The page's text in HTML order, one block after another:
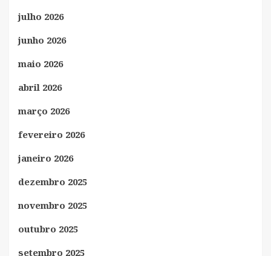
julho 2026
junho 2026
maio 2026
abril 2026
março 2026
fevereiro 2026
janeiro 2026
dezembro 2025
novembro 2025
outubro 2025
setembro 2025